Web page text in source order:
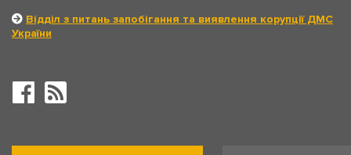
Відділ з питань запобігання та виявлення корупції ДМС
України